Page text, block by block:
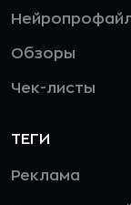
Обзоры
Чек-листы
ТЕГИ
Реклама